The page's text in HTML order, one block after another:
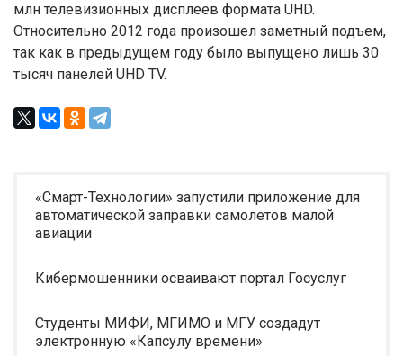
млн телевизионных дисплеев формата UHD.
Относительно 2012 года произошел заметный подъем,
так как в предыдущем году было выпущено лишь 30
тысяч панелей UHD TV.
«Смарт-Технологии» запустили приложение для
автоматической заправки самолетов малой
авиации
Кибермошенники осваивают портал Госуслуг
Студенты МИФИ, МГИМО и МГУ создадут
электронную «Капсулу времени»